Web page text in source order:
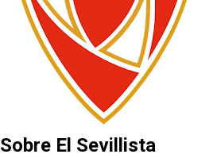
Sobre El Sevillista